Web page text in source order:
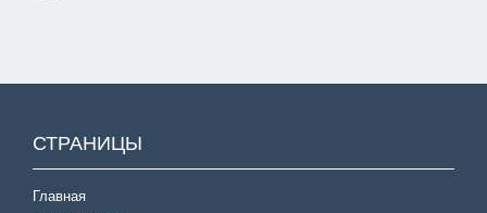
СТРАНИЦЫ
Главная